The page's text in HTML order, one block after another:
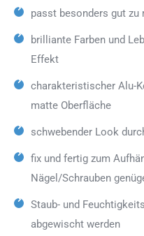
passt besonders gut zu
brilliante Farben und
Effekt
charakteristischer Alu-
matte Oberfläche
schwebender Look
fix und fertig zum
Nägel/Schrauben
Staub- und
abgewischt werden